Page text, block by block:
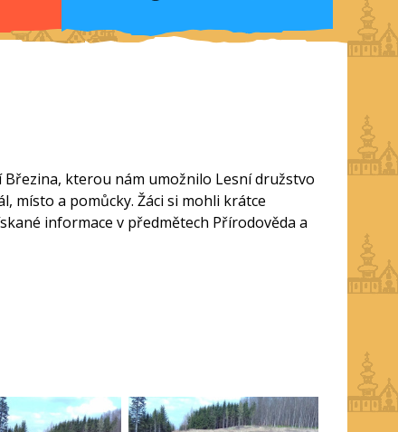
kterou nám umožnilo Lesní družstvo
místo a pomůcky. Žáci si mohli krátce
informace v předmětech Přírodověda a